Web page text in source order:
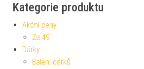
Kategorie produktu
Akční ceny
Za 49
Dárky
Balení dárků